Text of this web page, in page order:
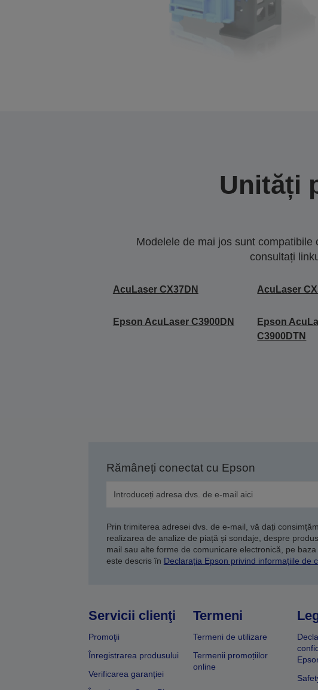
Unități
Modelele de mai jos sunt
consultați
AcuLaser CX37DN AcuLaser
Epson AcuLaser C3900DN
Epson
C3900DTN
Rămâneți conectat cu Epson
Prin trimiterea adresei dvs. de e-mail, vă dați
realizarea de analize de piață și sondaje, despre
mail sau alte forme de comunicare electronică, pe
este descris în Declarația Epson privind informațiile de
Servicii clienţi
Promoţii
Înregistrarea produsului
Verificarea garanției
Termeni
Termeni de utilizare
Termenii promoțiilor
online